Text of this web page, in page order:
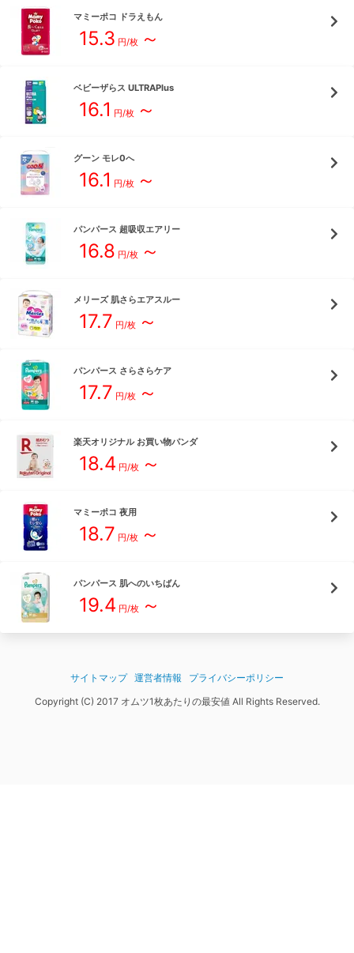
マミーポコ ドラえもん
15.3 円/枚 ～
ベビーザらス ULTRAPlus
16.1 円/枚 ～
グーン モレ0へ
16.1 円/枚 ～
パンパース 超吸収エアリー
16.8 円/枚 ～
メリーズ 肌さらエアスルー
17.7 円/枚 ～
パンパース さらさらケア
17.7 円/枚 ～
楽天オリジナル お買い物パンダ
18.4 円/枚 ～
マミーポコ 夜用
18.7 円/枚 ～
パンパース 肌へのいちばん
19.4 円/枚 ～
サイトマップ 運営者情報
プライバシーポリシー
Copyright (C) 2017 オムツ1枚あたりの最安値 All Rights Reserved.